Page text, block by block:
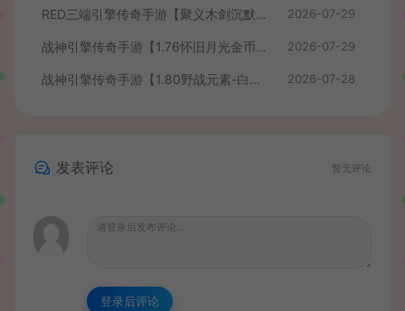
RED三端引擎传奇手游【聚义木剑沉默高仿嘟嘟沉默】最新整理Win系服务端+安卓苹果PC三端+详细搭建教程 2026-07-29
战神引擎传奇手游【1.76怀旧月光金币版】最新整理Win系复古服务端+安卓苹果双端+GM授权物品后台+详细搭建教程 2026-07-29
战神引擎传奇手游【1.80野战元素-白猪7.2免授权】最新整理Win系特色服务端+安卓+GM授权物品后台+详细搭建教程 2026-07-28
发表评论 暂无评论
登录后评论